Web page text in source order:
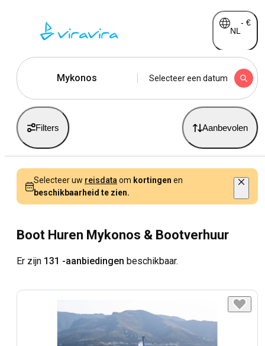
NL
- €
Mykonos Selecteer een datum
Filters Aanbevolen
Selecteer uw reisdata om kortingen en
beschikbaarheid te zien.
Boot Huren Mykonos & Bootverhuur
Er zijn 131 -aanbiedingen beschikbaar.